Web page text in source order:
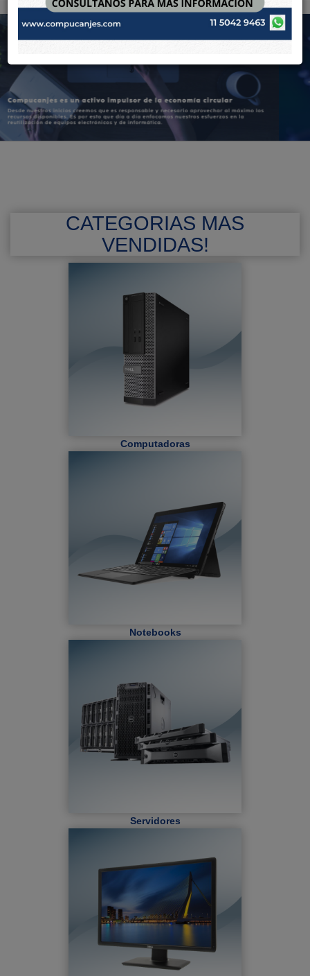
CATEGORIAS MAS
VENDIDAS!
Computadoras
Notebooks
Servidores